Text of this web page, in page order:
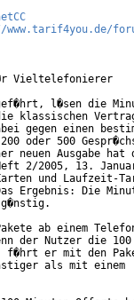
Vieltelefonierer
l�sen die
klassischen
gegen einen
oder 500
neuen Ausgabe hat
(Heft 2/2005, 13.
und Laufzeit-
Ergebnis: Die
g�nstig.
ab einem
der Nutzer die 100
er mit den
als mit einem